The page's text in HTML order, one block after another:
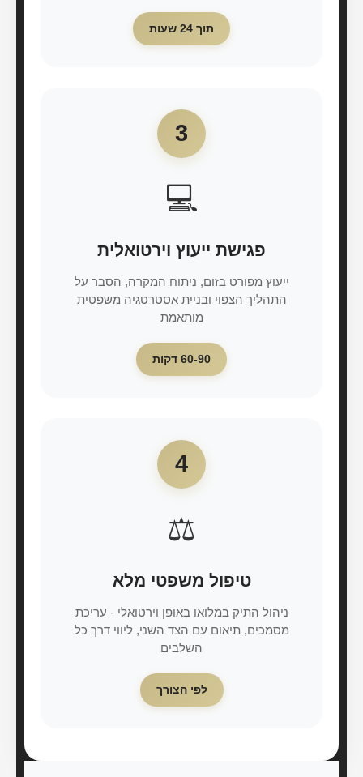
תוך 24 שעות
3
💻
פגישת ייעוץ וירטואלית
ייעוץ מפורט בזום, ניתוח המקרה, הסבר על
התהליך הצפוי ובניית אסטרטגיה משפטית
מותאמת
60-90 דקות
4
⚖️
טיפול משפטי מלא
ניהול התיק במלואו באופן וירטואלי - עריכת
מסמכים, תיאום עם הצד השני, ליווי דרך כל
השלבים
לפי הצורך